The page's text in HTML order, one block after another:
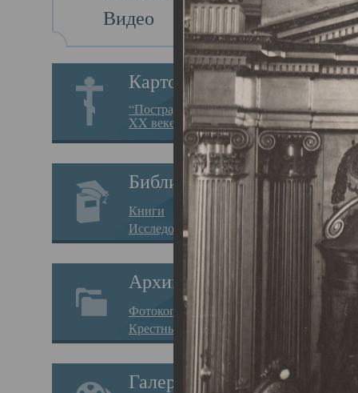
Видео
Картотека
“Пострадавшие за веру в
XX веке на Севере”
Библиотека
Книги
Исследования
Архив
Фотокопии дел
Крестные ходы
Галерея